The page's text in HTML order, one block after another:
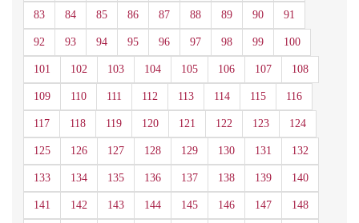
83 84 85 86 87 88 89 90 91
92 93 94 95 96 97 98 99 100
101 102 103 104 105 106 107 108
109 110 111 112 113 114 115 116
117 118 119 120 121 122 123 124
125 126 127 128 129 130 131 132
133 134 135 136 137 138 139 140
141 142 143 144 145 146 147 148